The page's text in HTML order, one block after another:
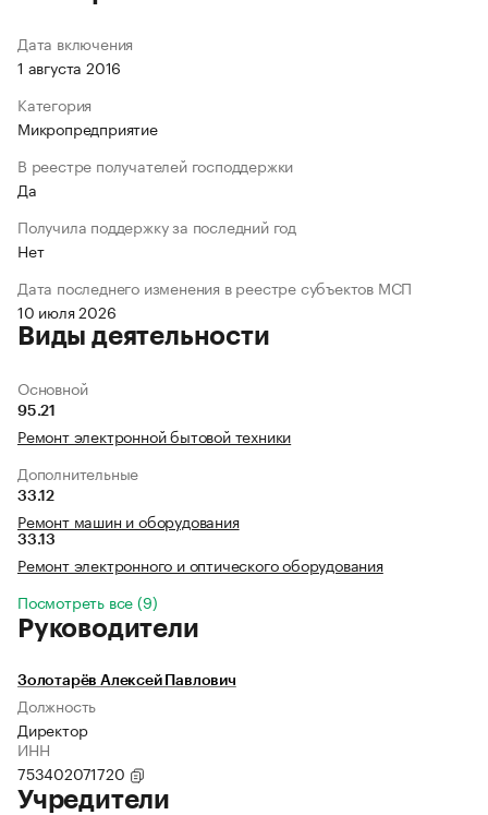
Дата включения
1 августа 2016
Категория
Микропредприятие
В реестре получателей господдержки
Да
Получила поддержку за последний год
Нет
Дата последнего изменения в реестре субъектов МСП
10 июля 2026
Виды деятельности
Основной
95.21
Ремонт электронной бытовой техники
Дополнительные
33.12
Ремонт машин и оборудования
33.13
Ремонт электронного и оптического оборудования
Посмотреть все (9)
Руководители
Золотарёв Алексей Павлович
Должность
Директор
ИНН
753402071720
Учредители